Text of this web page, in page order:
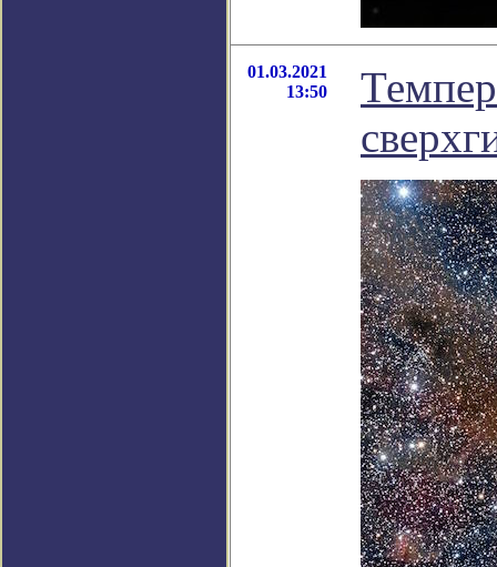
01.03.2021
13:50